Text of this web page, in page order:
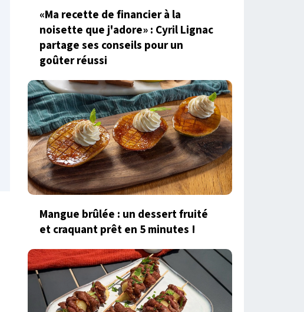
«Ma recette de financier à la
noisette que j'adore» : Cyril Lignac
partage ses conseils pour un
goûter réussi
Mangue brûlée : un dessert fruité
et craquant prêt en 5 minutes !